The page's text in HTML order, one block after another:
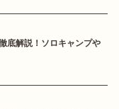
底解説！ソロキャンプや